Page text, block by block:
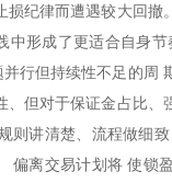
纪律而遭遇较大回
中形成了更适合自身
行但持续性不足的周
但对于保证金占比
则讲清楚、流程做细
偏离交易计划将 使锁